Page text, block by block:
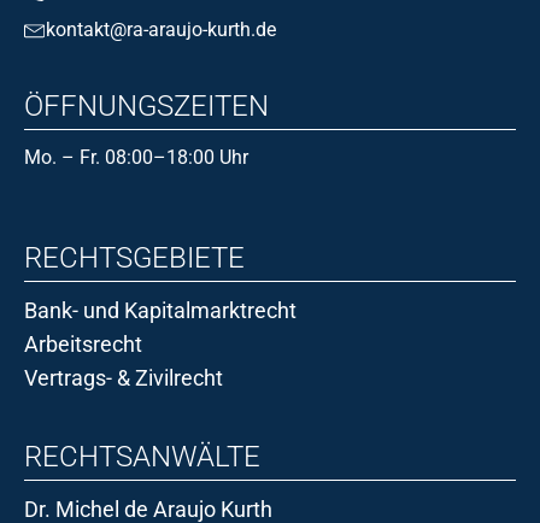
kontakt@ra-araujo-kurth.de
ÖFFNUNGSZEITEN
Mo. – Fr. 08:00–18:00 Uhr
RECHTSGEBIETE
Bank- und Kapitalmarktrecht
Arbeitsrecht
Vertrags- & Zivilrecht
RECHTSANWÄLTE
Dr. Michel de Araujo Kurth